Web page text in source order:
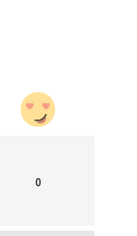
0